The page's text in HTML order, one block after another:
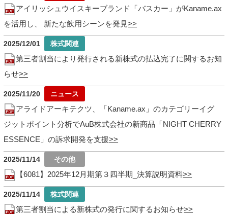
アイリッシュウイスキーブランド「バスカー」がKaname.ax
を活用し、 新たな飲用シーンを発見
2025/12/01
第三者割当により発行される新株式の払込完了に関するお知
らせ
2025/11/20
アライドアーキテクツ、「Kaname.ax」のカテゴリーイグ
ジットポイント分析でAuB株式会社の新商品「NIGHT CHERRY
ESSENCE」の訴求開発を支援
2025/11/14
【6081】2025年12月期第３四半期_決算説明資料
2025/11/14
第三者割当による新株式の発行に関するお知らせ